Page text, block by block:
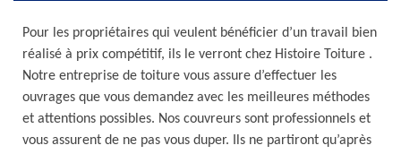
Pour les propriétaires qui veulent bénéficier d’un travail bien
réalisé à prix compétitif, ils le verront chez Histoire Toiture .
Notre entreprise de toiture vous assure d’effectuer les
ouvrages que vous demandez avec les meilleures méthodes
et attentions possibles. Nos couvreurs sont professionnels et
vous assurent de ne pas vous duper. Ils ne partiront qu’après